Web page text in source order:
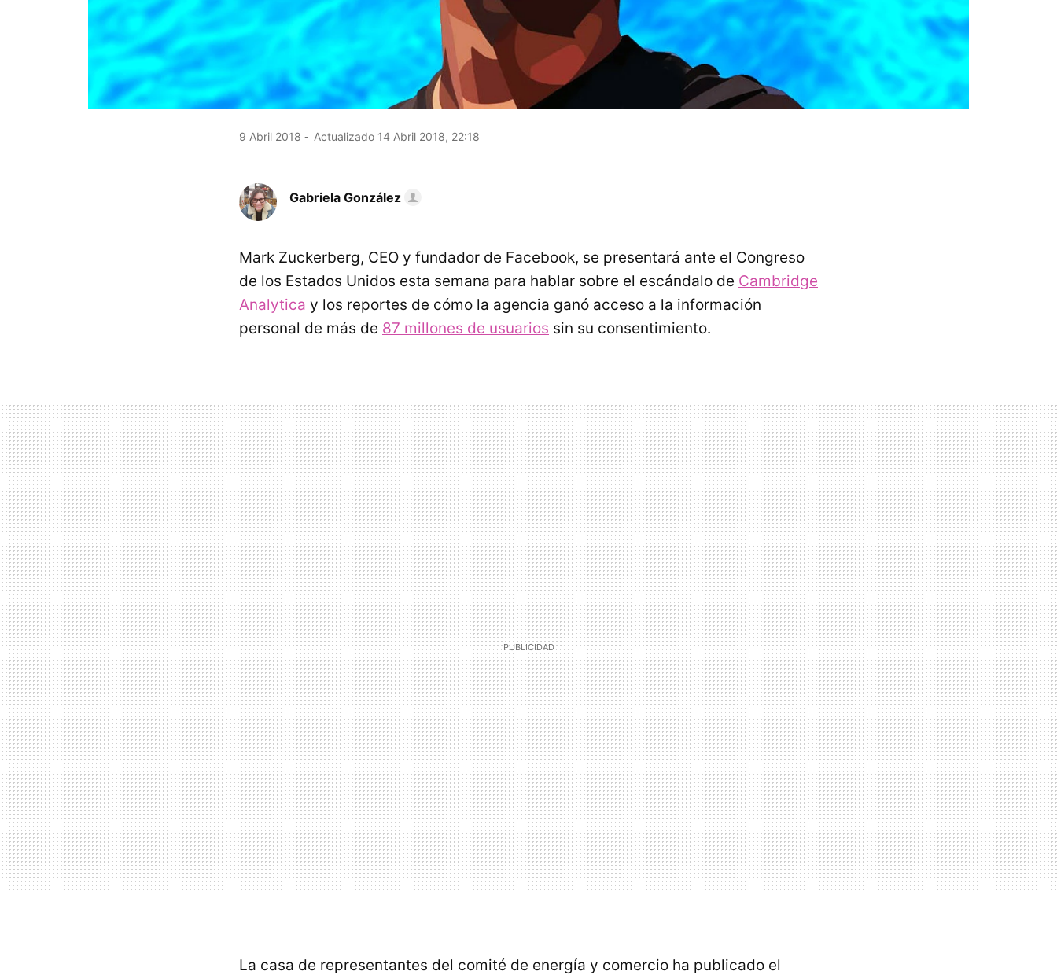
9 Abril 2018 Actualizado 14 Abril 2018, 22:18
Gabriela González
Mark Zuckerberg, CEO y fundador de Facebook, se presentará ante el Congreso
de los Estados Unidos esta semana para hablar sobre el escándalo de Cambridge
Analytica y los reportes de cómo la agencia ganó acceso a la información
personal de más de 87 millones de usuarios sin su consentimiento.
La casa de representantes del comité de energía y comercio ha publicado el